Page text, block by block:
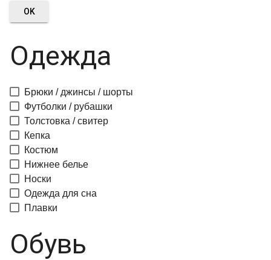
OK
Одежда
Брюки / джинсы / шорты
Футболки / рубашки
Толстовка / свитер
Кепка
Костюм
Нижнее белье
Носки
Одежда для сна
Плавки
Обувь